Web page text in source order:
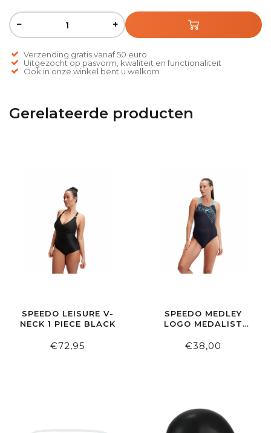
− +
Verzending gratis vanaf 50 euro
Uitgezocht op pasvorm, kwaliteit en functionaliteit
Ook in onze winkel bent u welkom
Gerelateerde producten
SPEEDO LEISURE V-
NECK 1 PIECE BLACK
€72,95
SPEEDO MEDLEY
LOGO MEDALIST
€38,00